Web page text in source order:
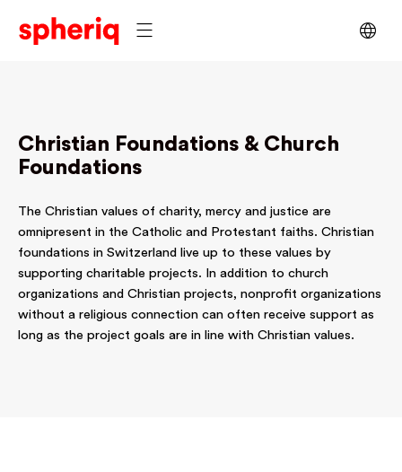
Christian Foundations & Church
Foundations
The Christian values of charity, mercy and justice are
omnipresent in the Catholic and Protestant faiths. Christian
foundations in Switzerland live up to these values by
supporting charitable projects. In addition to church
organizations and Christian projects, nonprofit organizations
without a religious connection can often receive support as
long as the project goals are in line with Christian values.